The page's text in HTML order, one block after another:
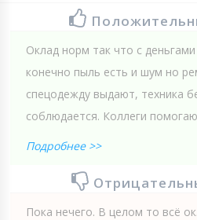
Оклад норм так что с
конечно пыль есть и шум но
спецодежду выдают, техника
соблюдается. Коллеги
Подробнее >>
Пока нечего. В целом то всё ок.